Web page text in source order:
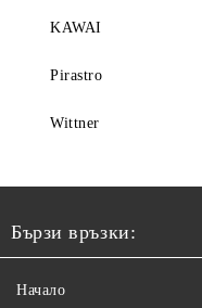
KAWAI
Pirastro
Wittner
Бързи връзки:
Начало